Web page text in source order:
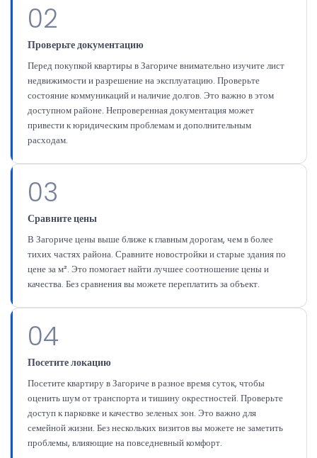
02
Проверьте документацию
Перед покупкой квартиры в Загориче внимательно изучите лист
недвижимости и разрешение на эксплуатацию. Проверьте
состояние коммуникаций и наличие долгов. Это важно в этом
доступном районе. Непроверенная документация может
привести к юридическим проблемам и дополнительным
расходам.
03
Сравните цены
В Загориче цены выше ближе к главным дорогам, чем в более
тихих частях района. Сравните новостройки и старые здания по
цене за м². Это помогает найти лучшее соотношение цены и
качества. Без сравнения вы можете переплатить за объект.
04
Посетите локацию
Посетите квартиру в Загориче в разное время суток, чтобы
оценить шум от транспорта и тишину окрестностей. Проверьте
доступ к парковке и качество зеленых зон. Это важно для
семейной жизни. Без нескольких визитов вы можете не заметить
проблемы, влияющие на повседневный комфорт.